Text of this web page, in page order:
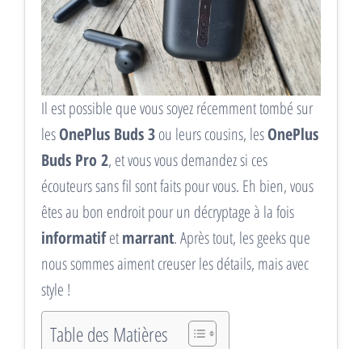
Il est possible que vous soyez récemment tombé sur
lesOnePlus Buds 3ou leurs cousins, lesOnePlus
Buds Pro 2, et vous vous demandez si ces
écouteurs sans fil sont faits pour vous. Eh bien, vous
êtes au bon endroit pour un décryptage à la fois
informatifetmarrant. Après tout, les geeks que
nous sommes aiment creuser les détails, mais avec
style !
Table des Matières